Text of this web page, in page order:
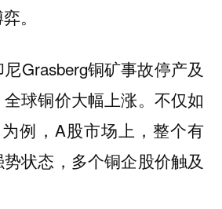
。
Grasberg铜矿事故停产及
球铜价大幅上涨。不仅如
例，A股市场上，整个有
状态，多个铜企股价触及